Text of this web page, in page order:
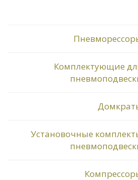
Комплектующие
Установочные